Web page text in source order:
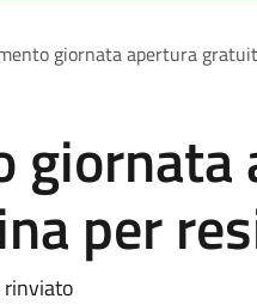
giornata apertura
giornata
per
rinviato